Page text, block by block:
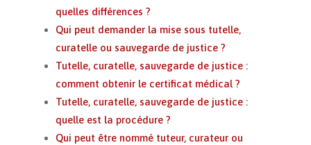
quelles différences ?
Qui peut demander la mise sous tutelle,
curatelle ou sauvegarde de justice ?
Tutelle, curatelle, sauvegarde de justice :
comment obtenir le certificat médical ?
Tutelle, curatelle, sauvegarde de justice :
quelle est la procédure ?
Qui peut être nommé tuteur, curateur ou